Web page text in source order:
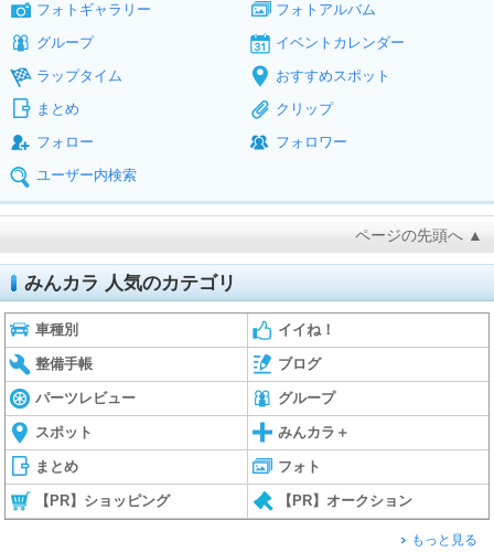
フォトギャラリー
フォトアルバム
グループ
イベントカレンダー
ラップタイム
おすすめスポット
まとめ
クリップ
フォロー
フォロワー
ユーザー内検索
ページの先頭へ ▲
みんカラ 人気のカテゴリ
車種別 イイね！
整備手帳 ブログ
パーツレビュー グループ
スポット みんカラ＋
まとめ フォト
【PR】ショッピング 【PR】オークション
もっと見る